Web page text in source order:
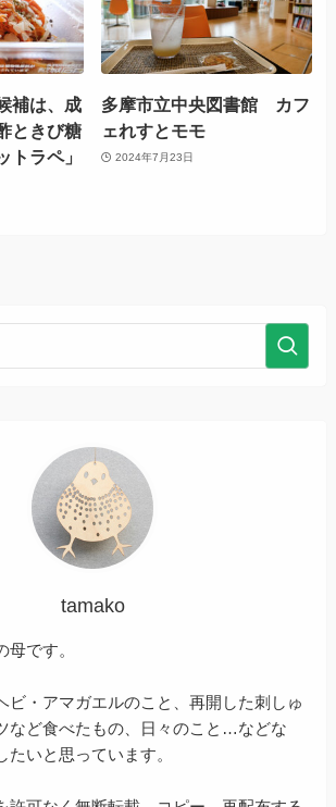
補は、成
ときび糖
トラペ」
多摩市立中央図書館 カフ
ェれすとモモ
2024年7月23日
tamako
です。
ビ・アマガエルのこと、再開した刺しゅ
など食べたもの、日々のこと…などな
たいと思っています。